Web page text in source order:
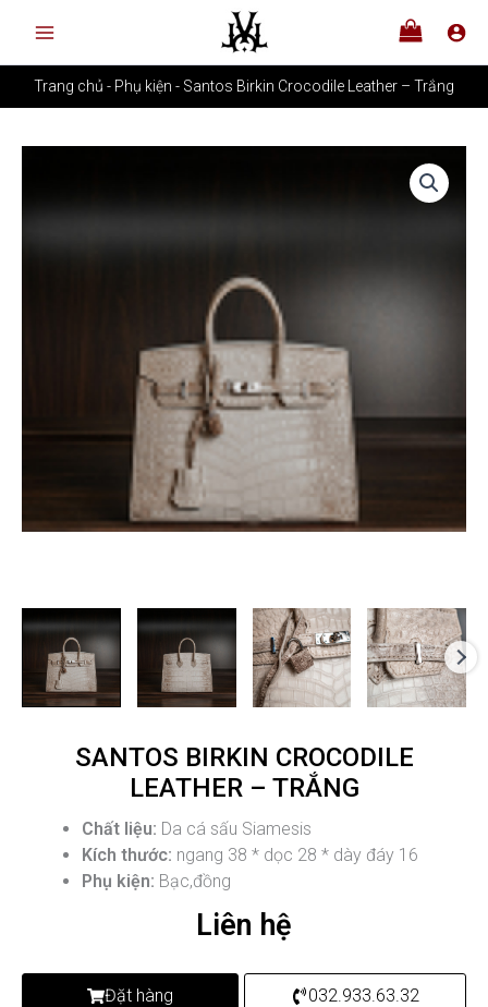
nội
Trang chủ - Phụ kiện - Santos Birkin Crocodile Leather – Trắng
SANTOS BIRKIN CROCODILE
LEATHER – TRẮNG
Chất liệu: Da cá sấu Siamesis
Kích thước: ngang 38 * dọc 28 * dày đáy 16
Phụ kiện: Bạc,đồng
Liên hệ
Đặt hàng 032.933.63.32